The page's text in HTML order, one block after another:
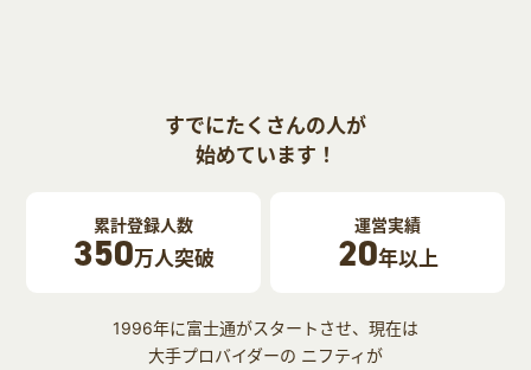
すでにたくさんの人が
始めています！
累計登録人数
350万人突破
運営実績
20年以上
1996年に富士通がスタートさせ、現在は
大手プロバイダーの ニフティが